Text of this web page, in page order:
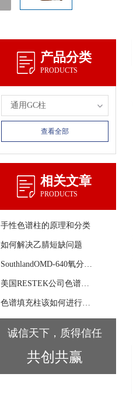
产品分类
PRODUCTS
通用GC柱
查看全部
相关文章
PRODUCTS
手性色谱柱的原理和分类
如何解决乙腈短缺问题
SouthlandOMD-640氧分析仪故障排除案例
美国RESTEK公司色谱柱简介
色谱填充柱该如何进行老化处理
诚信天下，质得信任
共创共赢